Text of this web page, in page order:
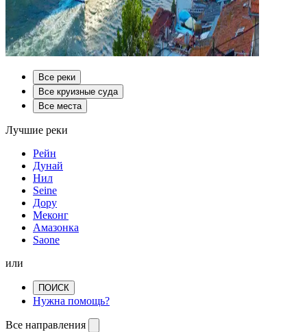
Все реки
Все круизные суда
Все места
Лучшие реки
Рейн
Дунай
Нил
Seine
Дору
Меконг
Амазонка
Saone
или
ПОИСК
Нужна помощь?
Все направления